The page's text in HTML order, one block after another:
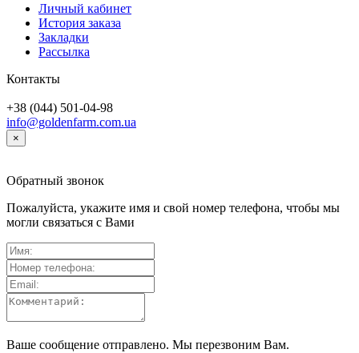
Личный кабинет
История заказа
Закладки
Рассылка
Контакты
+38 (044) 501-04-98
info@goldenfarm.com.ua
×
Обратный звонок
Пожалуйста, укажите имя и свой номер телефона, чтобы мы
могли связаться с Вами
Ваше сообщение отправлено. Мы перезвоним Вам.